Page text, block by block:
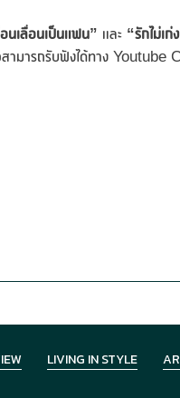
นเลื่อนเป็นแฟน” และ “รักไม่เก่
สามารถรับฟังได้ทาง
LIVING IN STYLE